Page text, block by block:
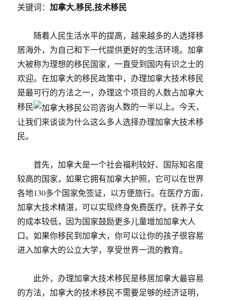
关键词：加拿大,移民,技术移民
随着人民生活水平的提高，越来越多的人选择移
居海外，为自己和下一代提供更好的生活环境。加拿
大被称为理想的移民国家，一直受到国内有识之士的
欢迎。在加拿大的移民政策中，办理加拿大技术移民
是最可行的方法之一，办理这个项目的人数占加拿大
移民
人数的一半以上。今天，
让我们来谈谈为什么这么多人选择办理加拿大技术移
民。
首先，加拿大是一个社会福利较好、国际知名度
较高的国家，如果它拥有加拿大护照，它可以在世界
各地130多个国家免签证，以方便旅行。在医疗方面，
加拿大技术精湛，可以实现终身免费医疗。抚养子女
的成本较低，因为国家鼓励更多儿童增加加拿大人
口。如果你移民到加拿大，你可以让你的孩子很容易
进入加拿大的公立大学，享受世界一流的教育。
此外，办理加拿大技术移民是移居加拿大最容易
的方法，加拿大的技术移民不需要足够的经济证明，